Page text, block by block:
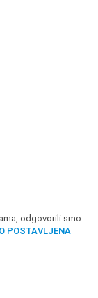
odgovorili smo
POSTAVLJENA